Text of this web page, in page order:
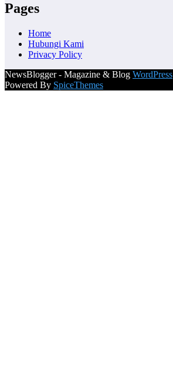
Pages
Home
Hubungi Kami
Privacy Policy
NewsBlogger - Magazine & Blog WordPress
Powered By SpiceThemes